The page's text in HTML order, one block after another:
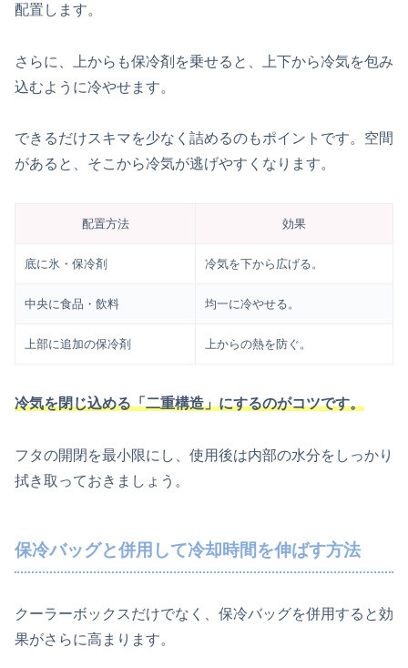
配置します。
さらに、上からも保冷剤を乗せると、上下から冷気を包み
込むように冷やせます。
できるだけスキマを少なく詰めるのもポイントです。空間
があると、そこから冷気が逃げやすくなります。
配置方法 効果
底に氷・保冷剤 冷気を下から広げる。
中央に食品・飲料 均一に冷やせる。
上部に追加の保冷剤 上からの熱を防ぐ。
冷気を閉じ込める「二重構造」にするのがコツです。
フタの開閉を最小限にし、使用後は内部の水分をしっかり
拭き取っておきましょう。
保冷バッグと併用して冷却時間を伸ばす方法
クーラーボックスだけでなく、保冷バッグを併用すると効
果がさらに高まります。